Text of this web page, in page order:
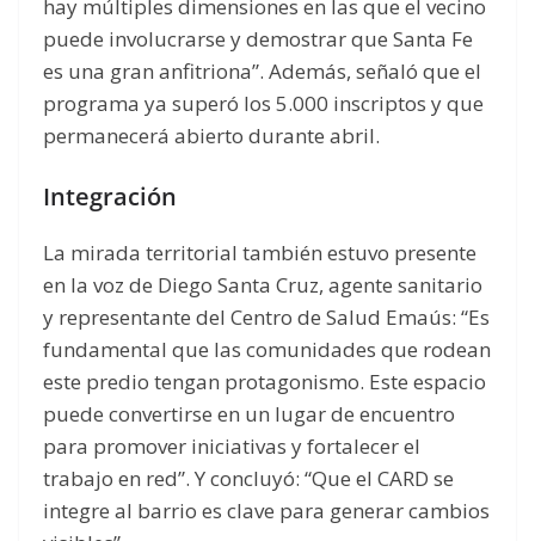
hay múltiples dimensiones en las que el vecino
puede involucrarse y demostrar que Santa Fe
es una gran anfitriona”. Además, señaló que el
programa ya superó los 5.000 inscriptos y que
permanecerá abierto durante abril.
Integración
La mirada territorial también estuvo presente
en la voz de Diego Santa Cruz, agente sanitario
y representante del Centro de Salud Emaús: “Es
fundamental que las comunidades que rodean
este predio tengan protagonismo. Este espacio
puede convertirse en un lugar de encuentro
para promover iniciativas y fortalecer el
trabajo en red”. Y concluyó: “Que el CARD se
integre al barrio es clave para generar cambios